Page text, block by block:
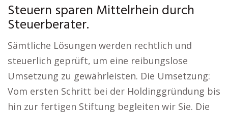
Steuern sparen Mittelrhein durch
Steuerberater.
Sämtliche Lösungen werden rechtlich und
steuerlich geprüft, um eine reibungslose
Umsetzung zu gewährleisten. Die Umsetzung:
Vom ersten Schritt bei der Holdinggründung bis
hin zur fertigen Stiftung begleiten wir Sie. Die